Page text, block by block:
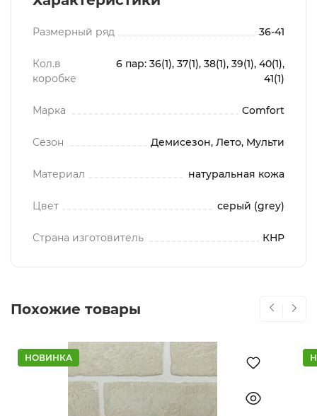
Размерный ряд 36-41
Кол.в
коробке
6 пар: 36(1), 37(1), 38(1), 39(1), 40(1),
41(1)
Марка Comfort
Сезон Демисезон, Лето, Мульти
Материал натуральная кожа
Цвет серый (grey)
Страна изготовитель КНР
Похожие товары
НОВИНКА